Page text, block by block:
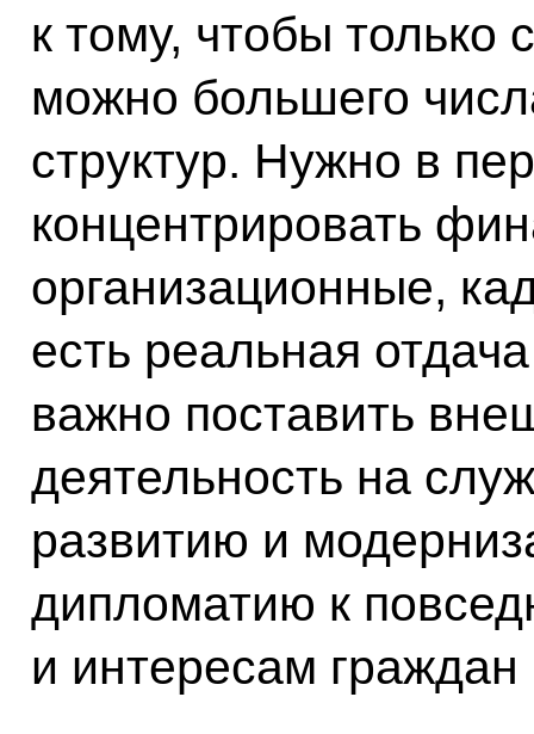
к тому, чтобы только
можно большего
структур. Нужно в
концентрировать
организационные,
есть реальная
важно поставить
деятельность на
развитию и
дипломатию к
и интересам граждан